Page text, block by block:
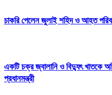
চাকরি পেলেন জুলাই শহিদ ও আহত
একটি চক্র জ্বালানি ও বিদ্যুৎ খাতকে
প্রধানমন্ত্রী